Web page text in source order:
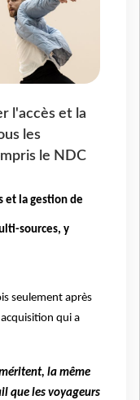
l'accès et la
les
le NDC
et la gestion de
sources, y
seulement après
qui a
la même
que les voyageurs